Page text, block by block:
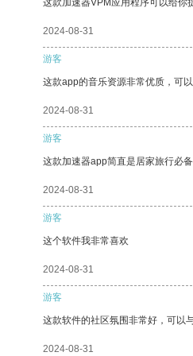
这款加速器VPM应用程序可以给你
2024-08-31
游客
这款app的音乐资源非常优质，可
2024-08-31
游客
这款加速器app简直是居家旅行必
2024-08-31
游客
这个软件我非常喜欢
2024-08-31
游客
这款软件的社区氛围非常好，可以
2024-08-31